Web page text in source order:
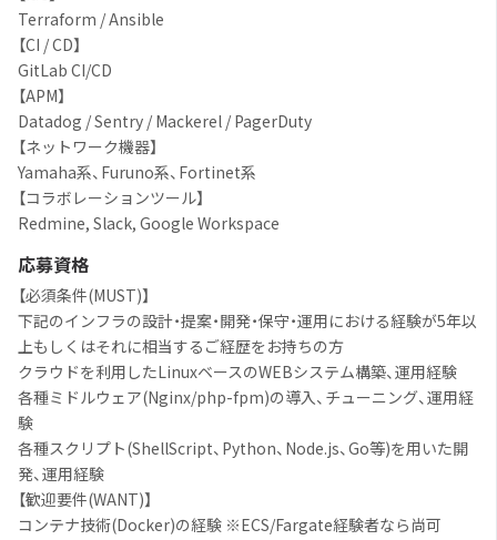
Terraform / Ansible
【CI / CD】
GitLab CI/CD
【APM】
Datadog / Sentry / Mackerel / PagerDuty
【ネットワーク機器】
Yamaha系、Furuno系、Fortinet系
【コラボレーションツール】
Redmine, Slack, Google Workspace
応募資格
【必須条件(MUST)】
下記のインフラの設計・提案・開発・保守・運用における経験が5年以
上もしくはそれに相当するご経歴をお持ちの方
クラウドを利用したLinuxベースのWEBシステム構築、運用経験
各種ミドルウェア(Nginx/php-fpm)の導入、チューニング、運用経
験
各種スクリプト(ShellScript、Python、Node.js、Go等)を用いた開
発、運用経験
【歓迎要件(WANT)】
コンテナ技術(Docker)の経験 ※ECS/Fargate経験者なら尚可